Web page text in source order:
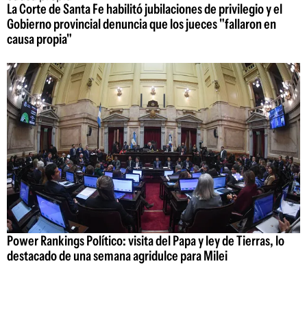
La Corte de Santa Fe habilitó jubilaciones de privilegio y el
Gobierno provincial denuncia que los jueces "fallaron en
causa propia"
Power Rankings Político: visita del Papa y ley de Tierras, lo
destacado de una semana agridulce para Milei